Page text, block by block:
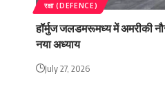
रक्षा (DEFENCE)
हॉर्मुज जलडमरूमध्य में अमरीकी
नया अध्याय
July 27, 2026